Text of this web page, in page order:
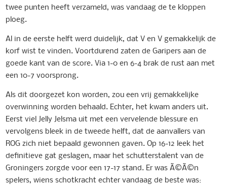
twee punten heeft verzameld, was vandaag de te kloppen
ploeg.
Al in de eerste helft werd duidelijk, dat V en V gemakkelijk de
korf wist te vinden. Voortdurend zaten de Garipers aan de
goede kant van de score. Via 1-0 en 6-4 brak de rust aan met
een 10-7 voorsprong.
Als dit doorgezet kon worden, zou een vrij gemakkelijke
overwinning worden behaald. Echter, het kwam anders uit.
Eerst viel Jelly Jelsma uit met een vervelende blessure en
vervolgens bleek in de tweede helft, dat de aanvallers van
ROG zich niet bepaald gewonnen gaven. Op 16-12 leek het
definitieve gat geslagen, maar het schutterstalent van de
Groningers zorgde voor een 17-17 stand. Er was Ã©Ã©n
spelers, wiens schotkracht echter vandaag de beste was: